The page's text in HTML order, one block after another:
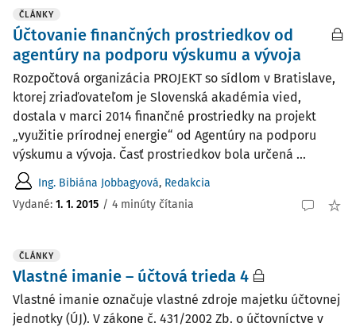
ČLÁNKY
Účtovanie finančných prostriedkov od
agentúry na podporu výskumu a vývoja
Rozpočtová organizácia PROJEKT so sídlom v Bratislave,
ktorej zriaďovateľom je Slovenská akadémia vied,
dostala v marci 2014 finančné prostriedky na projekt
„využitie prírodnej energie“ od Agentúry na podporu
výskumu a vývoja. Časť prostriedkov bola určená ...
Ing. Bibiána Jobbagyová, Redakcia
Vydané: 1. 1. 2015 / 4 minúty čítania
ČLÁNKY
Vlastné imanie – účtová trieda 4
Vlastné imanie označuje vlastné zdroje majetku účtovnej
jednotky (ÚJ). V zákone č. 431/2002 Zb. o účtovníctve v